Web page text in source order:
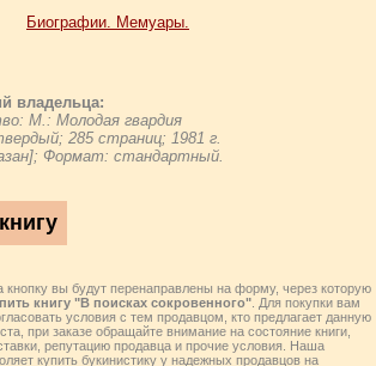
Биографии. Мемуары.
владельца:
М.: Молодая гвардия
285 страниц; 1981 г.
Формат: стандартный.
кнопку вы будут перенаправлены на форму, через которую
книгу "В поисках сокровенного" . Для покупки вам
условия с тем продавцом, кто предлагает данную
при заказе обращайте внимание на состояние книги,
репутацию продавца и прочие условия. Наша
купить букинистику у надежных продавцов на